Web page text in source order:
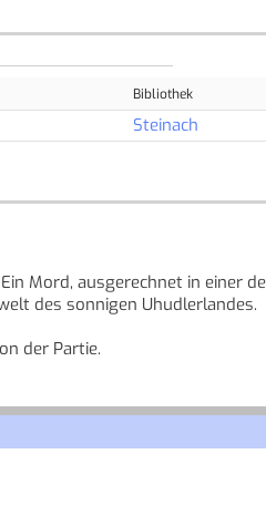
Bibliothek
Steinach
Mord, ausgerechnet in einer
des sonnigen Uhudlerlandes.
der Partie.